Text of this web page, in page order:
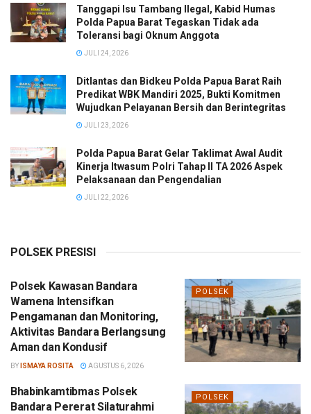
Tanggapi Isu Tambang Ilegal, Kabid Humas
Polda Papua Barat Tegaskan Tidak ada
Toleransi bagi Oknum Anggota
JULI 24, 2026
Ditlantas dan Bidkeu Polda Papua Barat Raih
Predikat WBK Mandiri 2025, Bukti Komitmen
Wujudkan Pelayanan Bersih dan Berintegritas
JULI 23, 2026
Polda Papua Barat Gelar Taklimat Awal Audit
Kinerja Itwasum Polri Tahap II TA 2026 Aspek
Pelaksanaan dan Pengendalian
JULI 22, 2026
POLSEK PRESISI
POLSEK
Polsek Kawasan Bandara
Wamena Intensifkan
Pengamanan dan Monitoring,
Aktivitas Bandara Berlangsung
Aman dan Kondusif
BY ISMAYA ROSITA AGUSTUS 6, 2026
POLSEK
Bhabinkamtibmas Polsek
Bandara Pererat Silaturahmi